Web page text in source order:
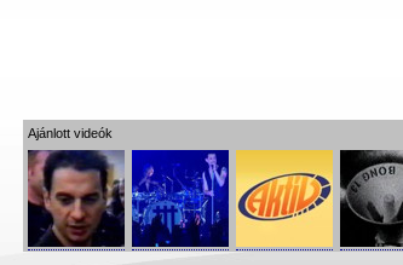
Ajánlott videók